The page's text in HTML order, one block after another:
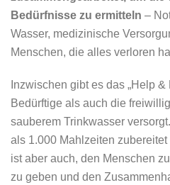
Bedürfnisse zu ermitteln –
Wasser, medizinische
Menschen, die alles verloren
Inzwischen gibt es das „Help &
Bedürftige als auch die
sauberem Trinkwasser
als 1.000 Mahlzeiten
ist aber auch, den Menschen
zu geben und den